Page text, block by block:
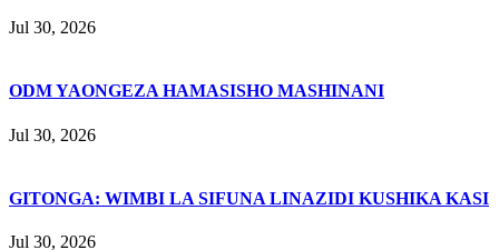
Jul 30, 2026
ODM YAONGEZA HAMASISHO MASHINANI
Jul 30, 2026
GITONGA: WIMBI LA SIFUNA LINAZIDI KUSHIKA KASI
Jul 30, 2026